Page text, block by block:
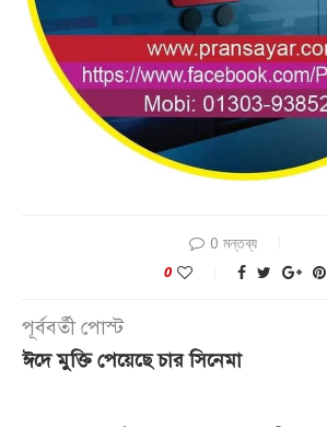
0 মন্তব্য
0
পূর্ববর্তী পোস্ট
ঈদে মুক্তি পেয়েছে চার সিনেমা